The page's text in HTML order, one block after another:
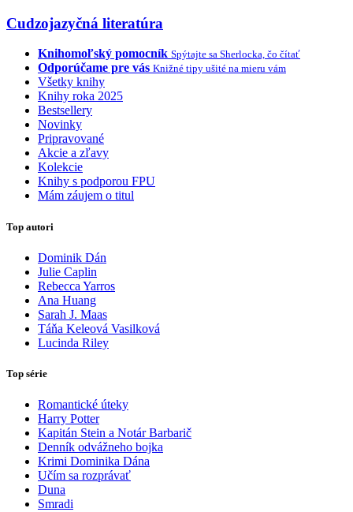
Cudzojazyčná literatúra
Knihomoľský pomocník Spýtajte sa Sherlocka, čo čítať
Odporúčame pre vás Knižné tipy ušité na mieru vám
Všetky knihy
Knihy roka 2025
Bestsellery
Novinky
Pripravované
Akcie a zľavy
Kolekcie
Knihy s podporou FPU
Mám záujem o titul
Top autori
Dominik Dán
Julie Caplin
Rebecca Yarros
Ana Huang
Sarah J. Maas
Táňa Keleová Vasilková
Lucinda Riley
Top série
Romantické úteky
Harry Potter
Kapitán Stein a Notár Barbarič
Denník odvážneho bojka
Krimi Dominika Dána
Učím sa rozprávať
Duna
Smradi